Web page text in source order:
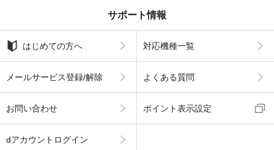
サポート情報
はじめての方へ 対応機種一覧
メールサービス登録/解除 よくある質問
お問い合わせ ポイント表示設定
dアカウントログイン